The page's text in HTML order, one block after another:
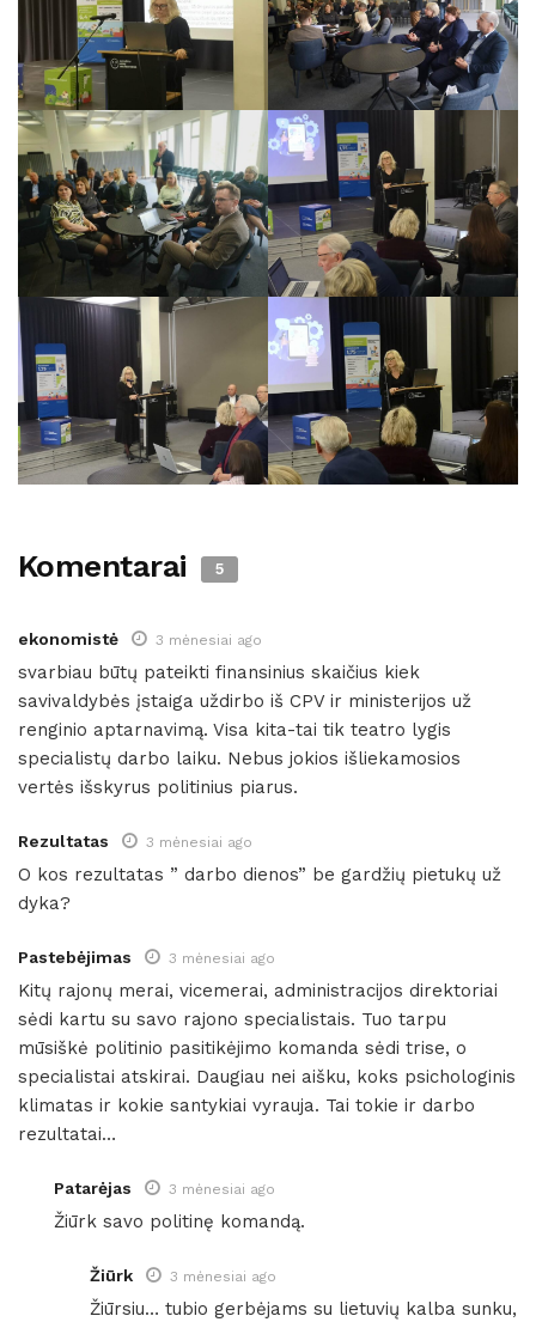
Komentarai 5
ekonomistė 3 mėnesiai ago
svarbiau būtų pateikti finansinius skaičius kiek
savivaldybės įstaiga uždirbo iš CPV ir ministerijos už
renginio aptarnavimą. Visa kita-tai tik teatro lygis
specialistų darbo laiku. Nebus jokios išliekamosios
vertės išskyrus politinius piarus.
Rezultatas 3 mėnesiai ago
O kos rezultatas ” darbo dienos” be gardžių pietukų už
dyka?
Pastebėjimas 3 mėnesiai ago
Kitų rajonų merai, vicemerai, administracijos direktoriai
sėdi kartu su savo rajono specialistais. Tuo tarpu
mūsiškė politinio pasitikėjimo komanda sėdi trise, o
specialistai atskirai. Daugiau nei aišku, koks psichologinis
klimatas ir kokie santykiai vyrauja. Tai tokie ir darbo
rezultatai…
Patarėjas 3 mėnesiai ago
Žiūrk savo politinę komandą.
Žiūrk 3 mėnesiai ago
Žiūrsiu… tubio gerbėjams su lietuvių kalba sunku,